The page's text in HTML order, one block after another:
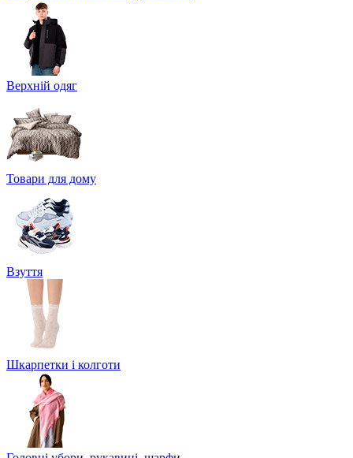
Верхній одяг
Товари для дому
Взуття
Шкарпетки і колготи